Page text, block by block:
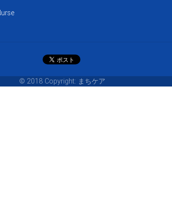
© 2018 Copyright: まちケア